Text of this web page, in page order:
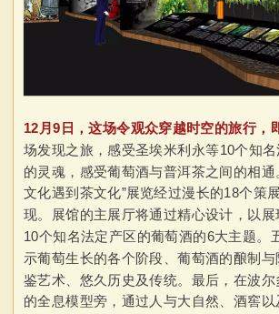
12月9日，这场令观众穿越时空的旅行，
场发现之旅，感受圣埃米利永等10个知
的灵魂，感受葡萄酒与普洱茶之间的相通
文化遇到茶文化”展览经过漫长的18个策
现。展馆的主展厅将通过精心设计，以展
10个知名法定产区的葡萄酒的6大主题。
示葡萄生长的各个阶段、葡萄酒的酿制
鉴艺术、悠久历史及传统。最后，在波
的全息模型旁，通过人与大自然、酒窖